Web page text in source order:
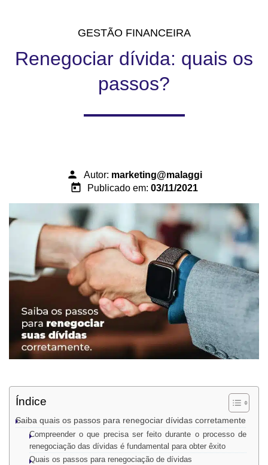
GESTÃO FINANCEIRA
Renegociar dívida: quais os
passos?
person Autor: marketing@malaggi
today Publicado em: 03/11/2021
Índice
Saiba quais os passos para renegociar dívidas corretamente
Compreender o que precisa ser feito durante o processo de
renegociação das dívidas é fundamental para obter êxito
Quais os passos para renegociação de dívidas